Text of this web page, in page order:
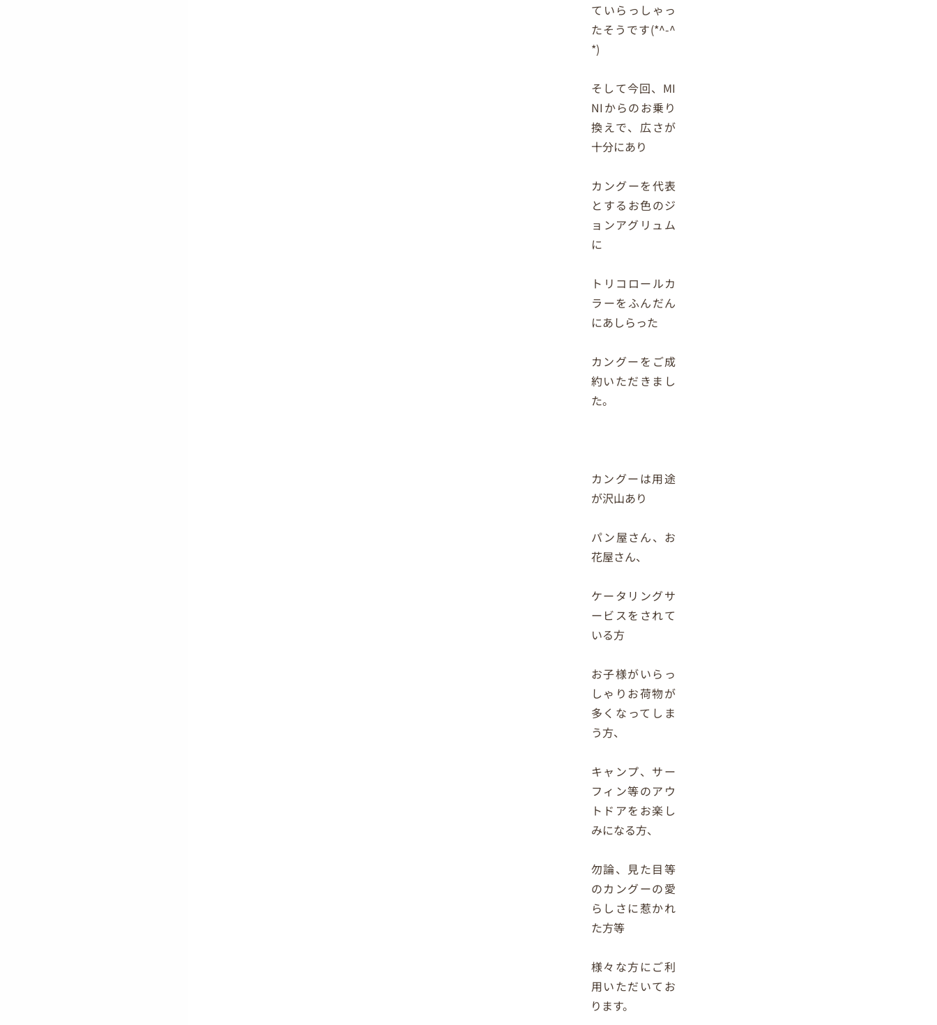
ていらっしゃっ
たそうです(*^-^
*)
そして今回、MI
NIからのお乗り
換えで、広さが
十分にあり
カングーを代表
とするお色のジ
ョンアグリュム
に
トリコロールカ
ラーをふんだん
にあしらった
カングーをご成
約いただきまし
た。
カングーは用途
が沢山あり
パン屋さん、お
花屋さん、
ケータリングサ
ービスをされて
いる方
お子様がいらっ
しゃりお荷物が
多くなってしま
う方、
キャンプ、サー
フィン等のアウ
トドアをお楽し
みになる方、
勿論、見た目等
のカングーの愛
らしさに惹かれ
た方等
様々な方にご利
用いただいてお
ります。